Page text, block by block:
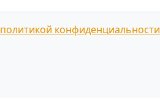
политикой конфиденциальности